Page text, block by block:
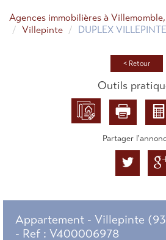
Agences immobilières à
Villepinte
DUPLEX
< Retour
Outils
Partager
Appartement - Villepinte
- Ref : V400006978